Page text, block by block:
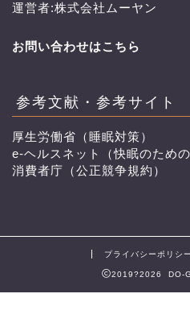
運営者:株式会社ムーヤン
お問い合わせはこちら
参考文献・参考サイト
厚生労働省（睡眠対策）
e-ヘルスネット（快眠のための
消費者庁（公正競争規約）
プライバシーポリシー
2019?2026 DO-